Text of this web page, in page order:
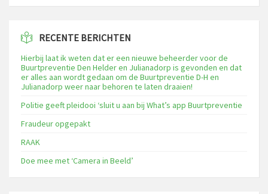
RECENTE BERICHTEN
Hierbij laat ik weten dat er een nieuwe beheerder voor de
Buurtpreventie Den Helder en Julianadorp is gevonden en dat
er alles aan wordt gedaan om de Buurtpreventie D-H en
Julianadorp weer naar behoren te laten draaien!
Politie geeft pleidooi ‘sluit u aan bij What’s app Buurtpreventie
Fraudeur opgepakt
RAAK
Doe mee met ‘Camera in Beeld’